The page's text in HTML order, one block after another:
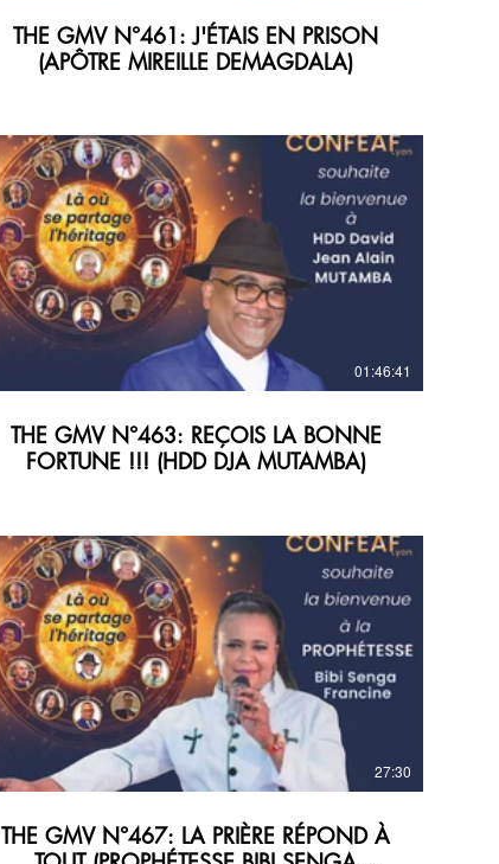
THE GMV N°461: J'ÉTAIS EN PRISON
(APÔTRE MIREILLE DEMAGDALA)
01:46:41
THE GMV N°463: REÇOIS LA BONNE
FORTUNE !!! (HDD DJA MUTAMBA)
27:30
THE GMV N°467: LA PRIÈRE RÉPOND À